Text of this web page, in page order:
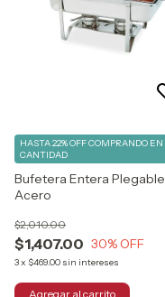
Bufetera Entera
Acero
$1,407.00
$2,010.00
30% OFF
3x $469.00 sin intereses
HASTA 22% OFFCOMPRANDO EN
CANTIDAD